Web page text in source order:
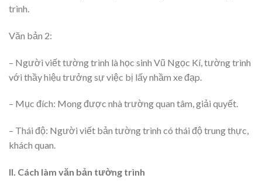
trình.
Văn bản 2:
– Người viết tường trình là học sinh Vũ Ngọc Kí, tường trình
với thầy hiệu trưởng sự việc bị lấy nhầm xe đạp.
– Mục đích: Mong được nhà trường quan tâm, giải quyết.
– Thái độ: Người viết bản tường trình có thái độ trung thực,
khách quan.
II. Cách làm văn bản tường trình